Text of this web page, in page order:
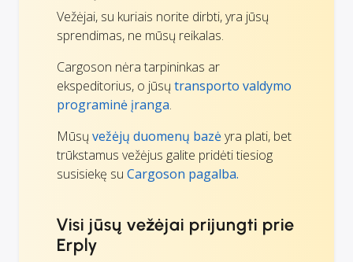
Vežėjai, su kuriais norite dirbti, yra jūsų
sprendimas, ne mūsų reikalas.
Cargoson nėra tarpininkas ar
ekspeditorius, o jūsų transporto valdymo
programinė įranga.
Mūsų vežėjų duomenų bazėyra plati, bet
trūkstamus vežėjus galite pridėti tiesiog
susisiekę su Cargoson pagalba.
Visi jūsų vežėjai prijungti prie
Erply